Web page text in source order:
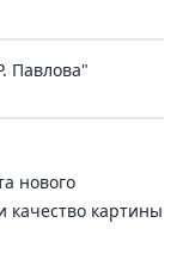
Павлова"
нового
качество картины